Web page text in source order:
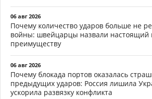
06 авг 2026
Почему количество ударов больше не
войны: швейцарцы назвали настоящий
преимуществу
06 авг 2026
Почему блокада портов оказалась
предыдущих ударов: Россия лишила
ускорила развязку конфликта